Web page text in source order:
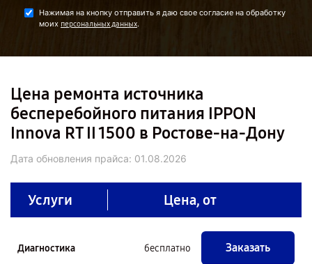
Нажимая на кнопку отправить я даю свое согласие на обработку
моих персональных данных.
Цена ремонта источника
бесперебойного питания IPPON
Innova RT II 1500 в Ростове-на-Дону
Дата обновления прайса: 01.08.2026
Услуги Цена, от
Диагностика бесплатно Заказать